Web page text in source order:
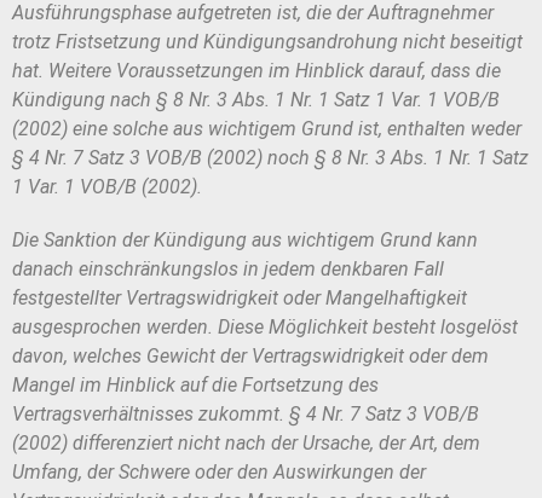
Ausführungsphase aufgetreten ist, die der Auftragnehmer
trotz Fristsetzung und Kündigungsandrohung nicht beseitigt
hat. Weitere Voraussetzungen im Hinblick darauf, dass die
Kündigung nach § 8 Nr. 3 Abs. 1 Nr. 1 Satz 1 Var. 1 VOB/B
(2002) eine solche aus wichtigem Grund ist, enthalten weder
§ 4 Nr. 7 Satz 3 VOB/B (2002) noch § 8 Nr. 3 Abs. 1 Nr. 1 Satz
1 Var. 1 VOB/B (2002).
Die Sanktion der Kündigung aus wichtigem Grund kann
danach einschränkungslos in jedem denkbaren Fall
festgestellter Vertragswidrigkeit oder Mangelhaftigkeit
ausgesprochen werden. Diese Möglichkeit besteht losgelöst
davon, welches Gewicht der Vertragswidrigkeit oder dem
Mangel im Hinblick auf die Fortsetzung des
Vertragsverhältnisses zukommt. § 4 Nr. 7 Satz 3 VOB/B
(2002) differenziert nicht nach der Ursache, der Art, dem
Umfang, der Schwere oder denAuswirkungen der